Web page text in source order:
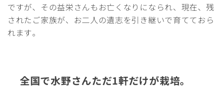
ですが、その益栄さんもお亡くなりになられ、現在、残
されたご家族が、お二人の遺志を引き継いで育てておら
れます。
全国で水野さんただ1軒だけが栽培。